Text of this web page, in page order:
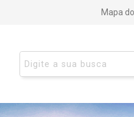
Mapa